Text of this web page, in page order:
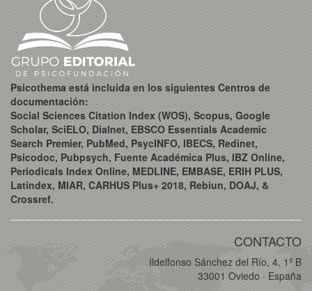
Psicothema está incluida en los siguientes Centros de
documentación:
Social Sciences Citation Index (WOS), Scopus, Google
Scholar, SciELO, Dialnet, EBSCO Essentials Academic
Search Premier, PubMed, PsycINFO, IBECS, Redinet,
Psicodoc, Pubpsych, Fuente Académica Plus, IBZ Online,
Periodicals Index Online, MEDLINE, EMBASE, ERIH PLUS,
Latindex, MIAR, CARHUS Plus+ 2018, Rebiun, DOAJ, &
Crossref.
CONTACTO
Ildelfonso Sánchez del Río, 4, 1º B
33001 Oviedo · España